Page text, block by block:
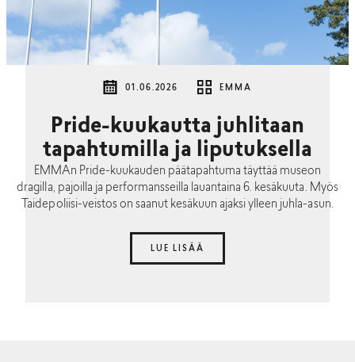
01.06.2026 EMMA
Pride-kuukautta juhlitaan
tapahtumilla ja liputuksella
EMMAn Pride-kuukauden päätapahtuma täyttää museon
dragilla, pajoilla ja performansseilla lauantaina 6. kesäkuuta. Myös
Taidepoliisi-veistos on saanut kesäkuun ajaksi ylleen juhla-asun.
LUE LISÄÄ